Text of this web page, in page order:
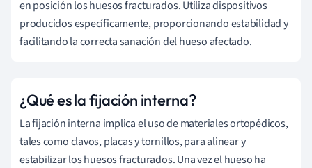
en posición los huesos fracturados. Utiliza dispositivos
producidos específicamente, proporcionando estabilidad y
facilitando la correcta sanación del hueso afectado.
¿Qué es la fijación interna?
La fijación interna implica el uso de materiales ortopédicos,
tales como clavos, placas y tornillos, para alinear y
estabilizar los huesos fracturados. Una vez el hueso ha